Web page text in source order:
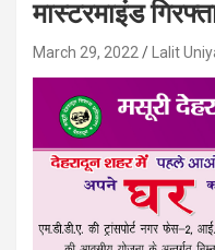
मास्टरमाइंड
March 29, 2022 Lalit